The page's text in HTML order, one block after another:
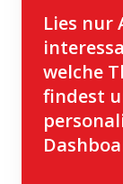
Lies nur
welche
findest